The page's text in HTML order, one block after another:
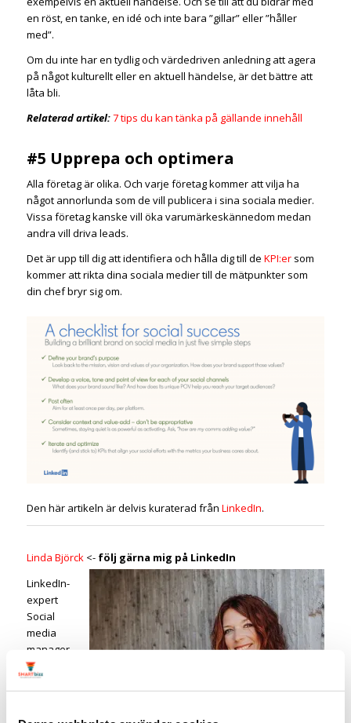
en röst, en tanke, en idé och inte bara ”gillar” eller ”håller
med”.
Om du inte har en tydlig och värdedriven anledning att agera
på något kulturellt eller en aktuell händelse, är det bättre att
låta bli.
Relaterad artikel:7 tips du kan tänka på gällande innehåll
#5 Upprepa och optimera
Alla företag är olika. Och varje företag kommer att vilja ha
något annorlunda som de vill publicera i sina sociala medier.
Vissa företag kanske vill öka varumärkeskännedom medan
andra vill driva leads.
Det är upp till dig att identifiera och hålla dig till de KPI:ersom
kommer att rikta dina sociala medier till de mätpunkter som
din chef bryr sig om.
Den här artikeln är delvis kuraterad från LinkedIn.
Linda Björck<- följ gärna mig på LinkedIn
LinkedIn-
expert
Social
media
manager
SmartBizz
AB